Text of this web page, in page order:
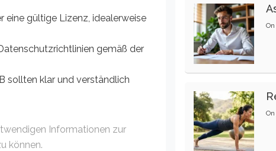
eine gültige Lizenz, idealerweise
gemäß der
sollten klar und verständlich
Informationen zur
können.
On
On